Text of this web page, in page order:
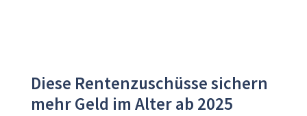
Diese Rentenzuschüsse sichern
mehr Geld im Alter ab 2025